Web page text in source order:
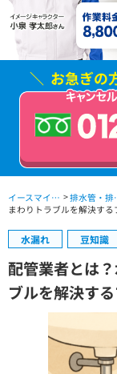
お急ぎの
イースマイル公式サイト TOP > 排水管
まわりトラブルを解決す
水漏れ 豆知識
配管業者とは
ブルを解決す